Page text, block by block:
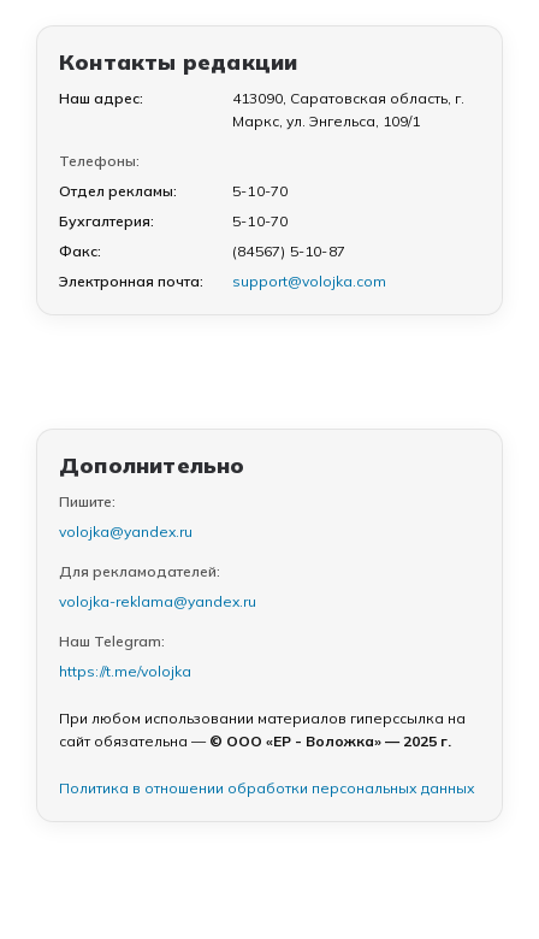
Контакты редакции
Наш адрес:
413090, Саратовская область, г.
Маркс, ул. Энгельса, 109/1
Телефоны:
Отдел рекламы:
5-10-70
Бухгалтерия:
5-10-70
Факс:
(84567) 5-10-87
Электронная почта:
support@volojka.com
Дополнительно
Пишите:
volojka@yandex.ru
Для рекламодателей:
volojka-reklama@yandex.ru
Наш Telegram:
https://t.me/volojka
При любом использовании материалов гиперссылка на
сайт обязательна — © ООО «ЕР - Воложка» — 2025 г.
Политика в отношении обработки персональных данных